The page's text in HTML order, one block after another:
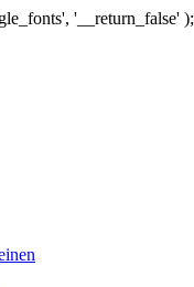
'__return_false' );